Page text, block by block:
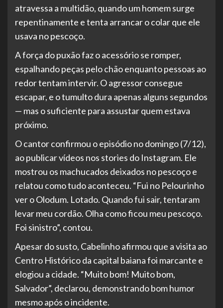
atravessa a multidão, quando um homem surge
repentinamente e tenta arrancar o colar que ele
usava no pescoço.
A força do puxão faz o acessório se romper,
espalhando peças pelo chão enquanto pessoas ao
redor tentam intervir. O agressor consegue
escapar, e o tumulto dura apenas alguns segundos
— mas o suficiente para assustar quem estava
próximo.
O cantor confirmou o episódio no domingo (7/12),
ao publicar vídeos nos stories do Instagram. Ele
mostrou os machucados deixados no pescoço e
relatou como tudo aconteceu. “Fui no Pelourinho
ver o Olodum. Lotado. Quando fui sair, tentaram
levar meu cordão. Olha como ficou meu pescoço.
Foi sinistro”, contou.
Apesar do susto, Cabelinho afirmou que a visita ao
Centro Histórico da capital baiana foi marcante e
elogiou a cidade. “Muito bom! Muito bom,
Salvador”, declarou, demonstrando bom humor
mesmo após o incidente.